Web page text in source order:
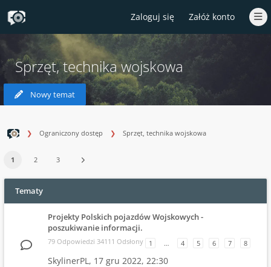
Zaloguj się Załóż konto
Sprzęt, technika wojskowa
Nowy temat
Ograniczony dostęp Sprzęt, technika wojskowa
1 2 3
Tematy
Projekty Polskich pojazdów Wojskowych -
poszukiwanie informacji.
79 Odpowiedzi 34111 Odsłony 1 … 4 5 6 7 8
SkylinerPL, 17 gru 2022, 22:30